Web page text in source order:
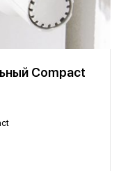
Compact